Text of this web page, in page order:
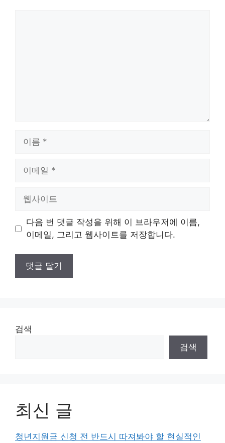
트
다음 번 댓글 작성을 위해 이 브라우저에 이름,
이메일, 그리고 웹사이트를 저장합니다.
검색
검색
최신 글
청년지원금 신청 전 반드시 따져봐야 할 현실적인